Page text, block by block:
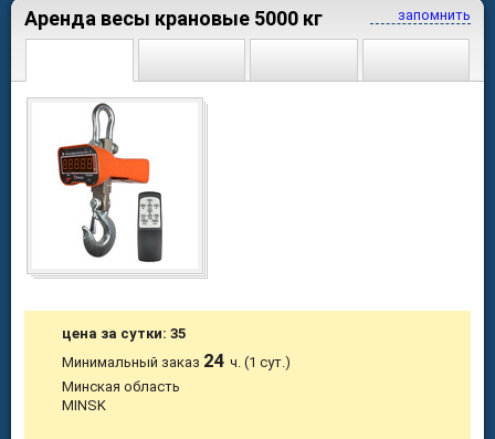
запомнить
Аренда весы крановые 5000 кг
цена за сутки: 35
Минимальный заказ 24ч. (1 сут.)
Минская область
MINSK